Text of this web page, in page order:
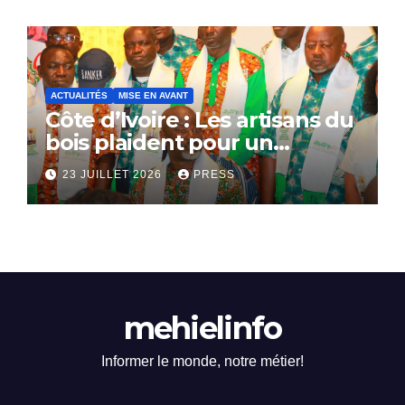
ACTUALITÉS MISE EN AVANT
Côte d’Ivoire : Les artisans du
bois plaident pour un
dialogue national
23 JUILLET 2026 PRESS
mehielinfo
Informer le monde, notre métier!